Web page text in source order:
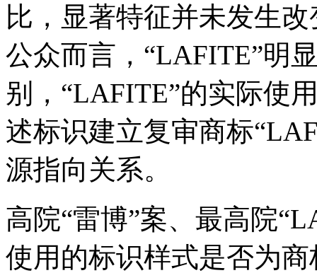
比，显著特征并未发生
公众而言，“LAFITE”明
别，“LAFITE”的实际使
述标识建立复审商标
源指向关系。
高院“雷博”案、最高院
使用的标识样式是否为